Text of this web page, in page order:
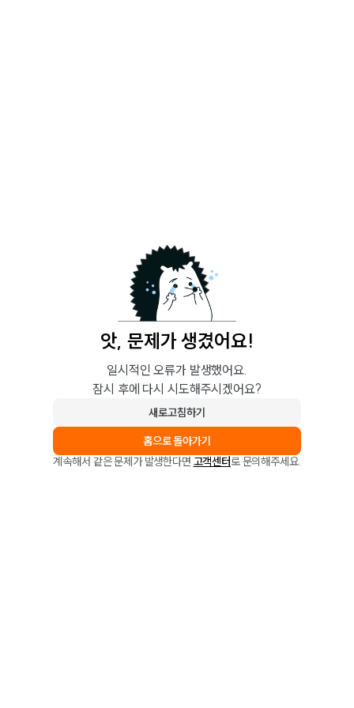
앗, 문제가 생겼어요!
일시적인 오류가 발생했어요.
잠시 후에 다시 시도해주시겠어요?
새로고침하기
홈으로 돌아가기
계속해서 같은 문제가 발생한다면 고객센터로 문의해주세요.